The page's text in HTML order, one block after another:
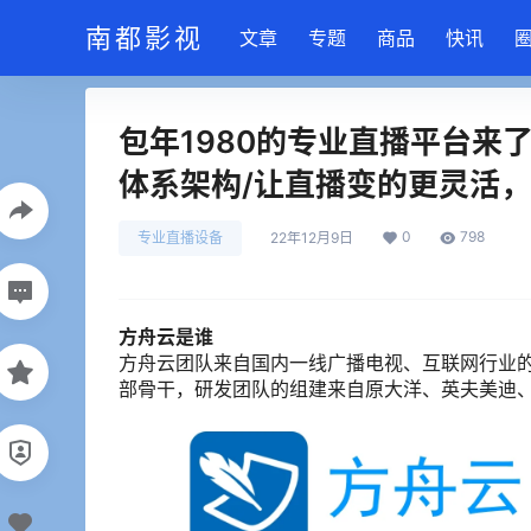
南都影视 文章 专题 商品 快讯
包年1980的专业直播平台来
体系架构/让直播变的更灵活
专业直播设备 22年12月9日 0 798
方舟云是谁
方舟云团队来自国内一线广播电视、互联网行业
部骨干，研发团队的组建来自原大洋、英夫美迪